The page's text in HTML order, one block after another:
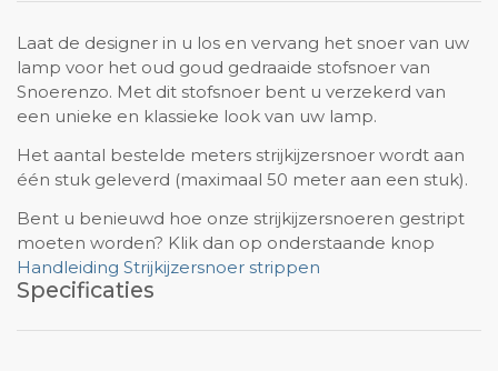
Laat de designer in u los en vervang het snoer van uw
lamp voor het oud goud gedraaide stofsnoer van
Snoerenzo. Met dit stofsnoer bent u verzekerd van
een unieke en klassieke look van uw lamp.
Het aantal bestelde meters strijkijzersnoer wordt aan
één stuk geleverd (maximaal 50 meter aan een stuk).
Bent u benieuwd hoe onze strijkijzersnoeren gestript
moeten worden? Klik dan op onderstaande knop
Handleiding Strijkijzersnoer strippen
Specificaties